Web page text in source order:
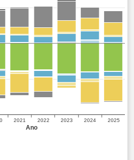
Ano
2021 2022 2023 2024 2025